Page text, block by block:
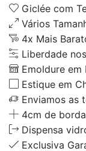
Giclée com
Vários
4x Mais
Liberdade
Emoldure em
Estique em
Enviamos as
4cm de
Dispensa
Exclusiva